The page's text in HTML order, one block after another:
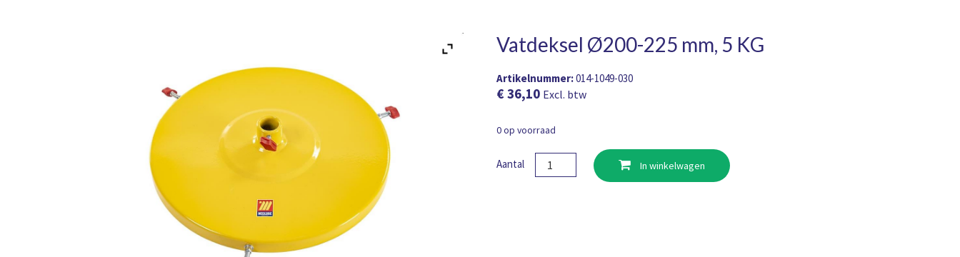
Vatdeksel Ø200-225 mm, 5 KG
Artikelnummer:014-1049-030
€36,10 Excl. btw
0 op voorraad
Aantal
Vatdeksel
Ø200-
In winkelwagen